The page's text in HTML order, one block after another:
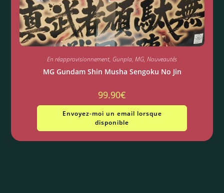
En réapprovisionnement, Gunpla, MG, Nouveautés
MG Gundam Shin Musha Sengoku No Jin
99.90€
Envoyez-moi un email lorsque
disponible